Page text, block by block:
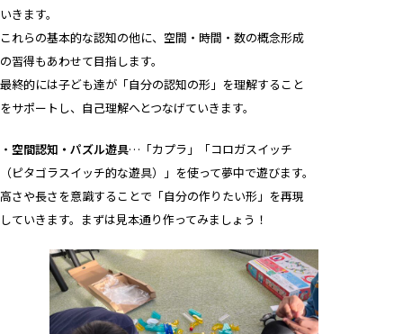
いきます。
これらの基本的な認知の他に、空間・時間・数の概念形成
の習得もあわせて目指します。
最終的には子ども達が「自分の認知の形」を理解すること
をサポートし、自己理解へとつなげていきます。
・ 空間認知・パズル遊具…「カプラ」「コロガスイッチ
（ピタゴラスイッチ的な遊具）」を使って夢中で遊びます。
高さや長さを意識することで「自分の作りたい形」を再現
していきます。まずは見本通り作ってみましょう！